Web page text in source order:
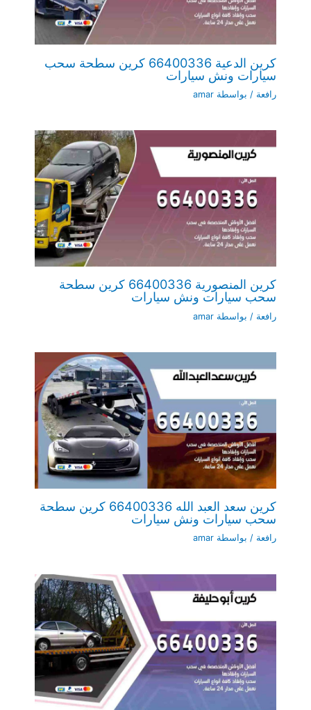
كرين الدعية 66400336 كرين سطحة سحب
سيارات ونش سيارات
رافعة / بواسطة amar
كرين المنصورية 66400336 كرين سطحة
سحب سيارات ونش سيارات
رافعة / بواسطة amar
كرين سعد العبد الله 66400336 كرين سطحة
سحب سيارات ونش سيارات
رافعة / بواسطة amar